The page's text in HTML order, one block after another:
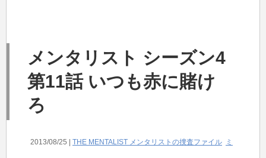
メンタリスト シーズン4
第11話 いつも赤に賭け
ろ
2013/08/25 | THE MENTALIST メンタリストの捜査ファイル ミ